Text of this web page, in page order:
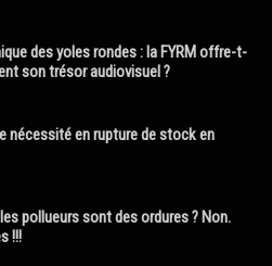
des yoles rondes : la FYRM offre-t-
son trésor audiovisuel ?
nécessité en rupture de stock en
pollueurs sont des ordures ? Non.
!!!